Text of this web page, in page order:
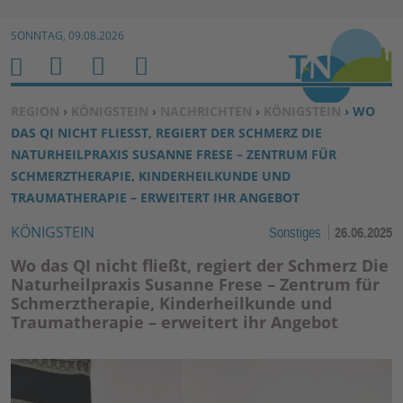
Zum Inhalt springen ↓
SONNTAG, 09.08.2026
SIE BEFINDEN SICH HIER:
REGION › KÖNIGSTEIN › NACHRICHTEN › KÖNIGSTEIN › WO
DAS QI NICHT FLIESST, REGIERT DER SCHMERZ DIE N
ATURHEILPRAXIS SUSANNE FRESE – ZENTRUM FÜR S
CHMERZTHERAPIE, KINDERHEILKUNDE UND T
RAUMATHERAPIE – ERWEITERT IHR ANGEBOT
KÖNIGSTEIN Sonstiges 26.06.2025
Wo das QI nicht fließt, regiert der Schmerz Die
Naturheilpraxis Susanne Frese – Zentrum für
Schmerztherapie, Kinderheilkunde und
Traumatherapie – erweitert ihr Angebot
H
O
M
E
M
E
N
U
S
U
C
H
E
N
B
E
N
U
T
Z
F
U
N
K